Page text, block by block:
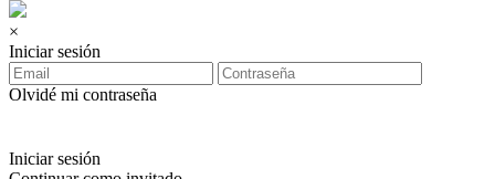
×
Iniciar sesión
Olvidé mi contraseña
Iniciar sesión